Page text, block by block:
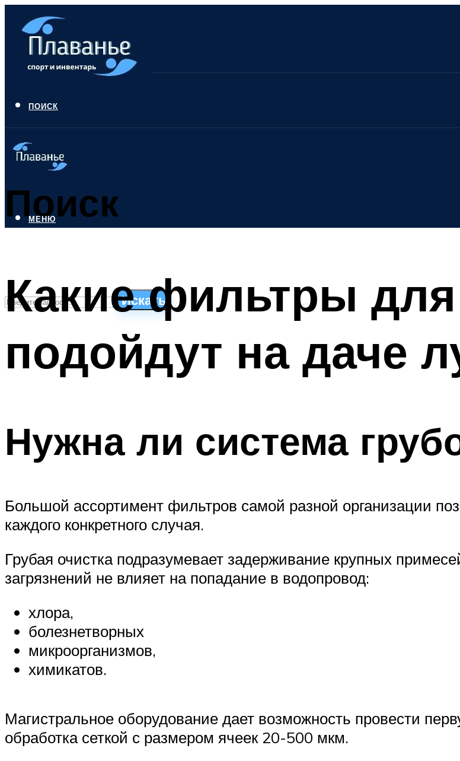
ПОИСК
Поиск
Искать
ПЛАВАНЬЕ ДЛЯ ДЕТЕЙ
ПЛАВАНЬЕ ДЛЯ ПОХУДЕНИЯ
МЕНЮ
МЕНЮ
Какие фильтры
подойдут на даче
Нужна ли система
Большой ассортимент фильтров самой разной организации
каждого конкретного случая.
Грубая очистка подразумевает задерживание крупных
загрязнений не влияет на попадание в водопровод:
хлора,
болезнетворных
микроорганизмов,
химикатов.
Магистральное оборудование дает возможность провести
обработка сеткой с размером ячеек 20-500 мкм.